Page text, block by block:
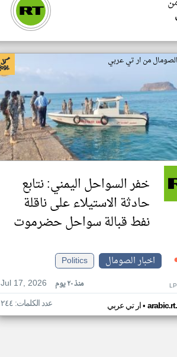
من ار تي عربي
خفر السواحل اليمني: نتابع
حادثة الاستيلاء على ناقلة
نفط قبالة سواحل حضرموت
اخبار الصومال
Politics
Jul 17, 2026
منذ ٢٠ يوم
ار تي عربي• عدد الكلمات: ٢٤٤